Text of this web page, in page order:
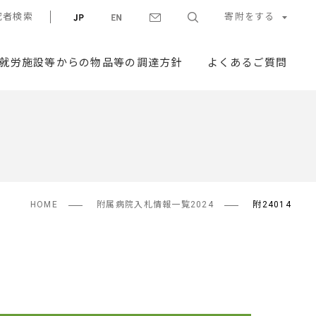
者検索 寄附をする
労施設等からの物品等の調達方針 よくあるご質問
HOME 附属病院入札情報一覧2024 附24014